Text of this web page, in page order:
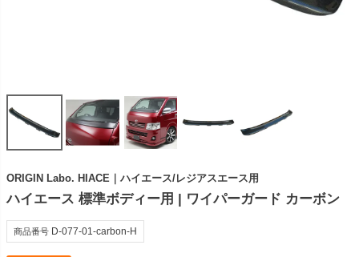
ORIGIN Labo. HIACE｜ハイエース/レジアスエース用
ハイエース 標準ボディー用 | ワイパーガード カーボン
商品番号 D-077-01-carbon-H